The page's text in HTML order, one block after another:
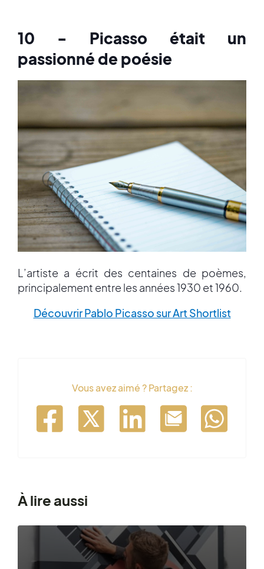
10 - Picasso était un
passionné de poésie
L’artiste a écrit des centaines de poèmes,
principalement entre les années 1930 et 1960.
Découvrir Pablo Picasso sur Art Shortlist
Vous avez aimé ? Partagez :
À lire aussi